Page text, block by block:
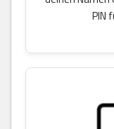
PIN